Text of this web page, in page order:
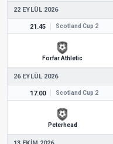
22 EYLÜL 2026
21.45 Scotland Cup 2
Forfar Athletic
26 EYLÜL 2026
17.00 Scotland Cup 2
Peterhead